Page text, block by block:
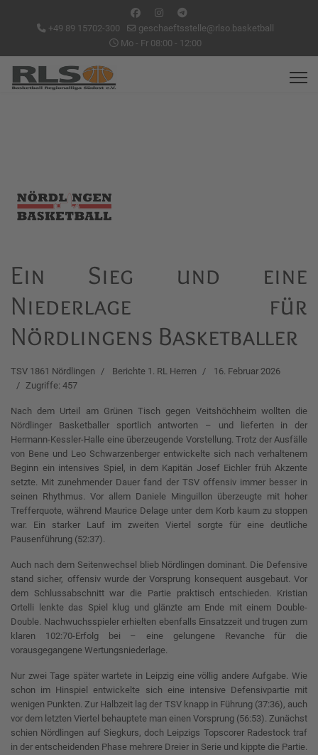
+49 89 15702-300
geschaeftsstelle@rlso.basketball
Mo - Fr 08:00 - 12:00
Ein Sieg und eine
Niederlage für
Nördlingens Basketballer
TSV 1861 Nördlingen Berichte 1. RL Herren
16. Februar 2026
Zugriffe: 457
Nach dem Urteil am Grünen Tisch gegen Veitshöchheim wollten die
Nördlinger Basketballer sportlich antworten – und lieferten in der
Hermann-Kessler-Halle eine überzeugende Vorstellung. Trotz der Ausfälle
von Bene und Leo Schwarzenberger entwickelte sich nach verhaltenem
Beginn ein intensives Spiel, in dem Kapitän Josef Eichler früh Akzente
setzte. Mit zunehmender Dauer fand der TSV offensiv immer besser in
seinen Rhythmus. Vor allem Daniele Minguillon überzeugte mit hoher
Trefferquote, während Maurice Delage unter dem Korb kaum zu stoppen
war. Ein starker Lauf im zweiten Viertel sorgte für eine deutliche
Pausenführung (52:37).
Auch nach dem Seitenwechsel blieb Nördlingen dominant. Die Defensive
stand sicher, offensiv wurde der Vorsprung konsequent ausgebaut. Vor
dem Schlussabschnitt war die Partie praktisch entschieden. Kristian
Ortelli lenkte das Spiel klug und glänzte am Ende mit einem Double-
Double. Nachwuchsspieler erhielten ebenfalls Einsatzzeit und trugen zum
klaren 102:70-Erfolg bei – eine gelungene Revanche für die
vorausgegangene Wertungsniederlage.
Nur zwei Tage später wartete in Leipzig eine völlig andere Aufgabe. Wie
schon im Hinspiel entwickelte sich eine intensive Defensivpartie mit
wenigen Punkten. Zur Halbzeit lag der TSV knapp in Führung (37:36), auch
vor dem letzten Viertel behauptete man einen Vorsprung (56:53). Zunächst
schien Nördlingen auf Siegkurs, doch Leipzigs Topscorer Radestock traf
in der entscheidenden Phase mehrere Dreier in Serie und kippte die Partie.